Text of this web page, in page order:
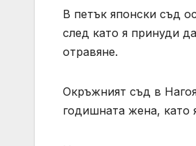
В петък японски съд
след като я принуди
отравяне.
Окръжният съд в
годишната жена, като